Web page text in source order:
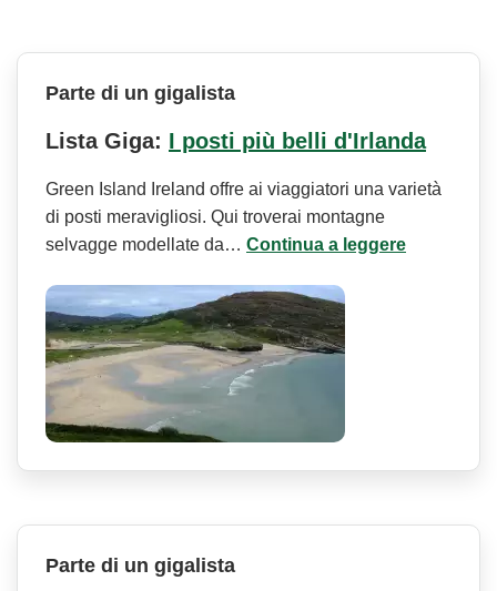
Parte di un gigalista
Lista Giga: I posti più belli d'Irlanda
Green Island Ireland offre ai viaggiatori una varietà
di posti meravigliosi. Qui troverai montagne
selvagge modellate da… Continua a leggere
Parte di un gigalista